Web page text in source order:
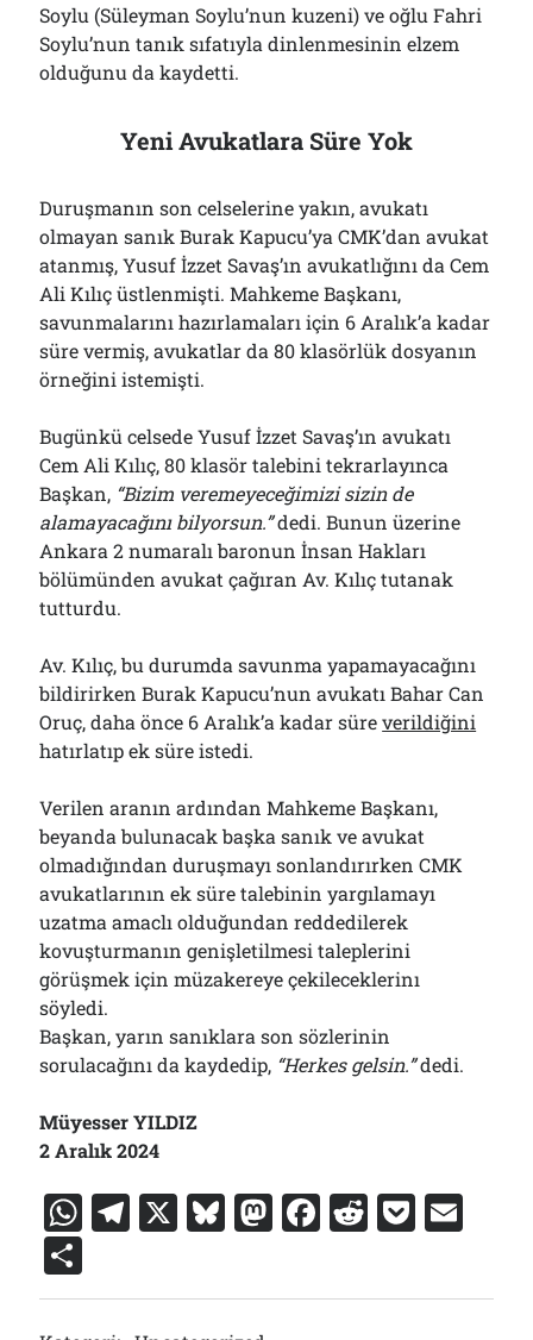
Soylu (Süleyman Soylu’nun kuzeni) ve oğlu Fahri
Soylu’nun tanık sıfatıyla dinlenmesinin elzem
olduğunu da kaydetti.
Yeni Avukatlara Süre Yok
Duruşmanın son celselerine yakın, avukatı
olmayan sanık Burak Kapucu’ya CMK’dan avukat
atanmış, Yusuf İzzet Savaş’ın avukatlığını da Cem
Ali Kılıç üstlenmişti. Mahkeme Başkanı,
savunmalarını hazırlamaları için 6 Aralık’a kadar
süre vermiş, avukatlar da 80 klasörlük dosyanın
örneğini istemişti.
Bugünkü celsede Yusuf İzzet Savaş’ın avukatı
Cem Ali Kılıç, 80 klasör talebini tekrarlayınca
Başkan, “Bizim veremeyeceğimizi sizin de
alamayacağını bilyorsun.”dedi. Bunun üzerine
Ankara 2 numaralı baronun İnsan Hakları
bölümünden avukat çağıran Av. Kılıç tutanak
tutturdu.
Av. Kılıç, bu durumda savunma yapamayacağını
bildirirken Burak Kapucu’nun avukatı Bahar Can
Oruç, daha önce 6 Aralık’a kadar süreverildiğini
hatırlatıp ek süre istedi.
Verilen aranın ardından Mahkeme Başkanı,
beyanda bulunacak başka sanık ve avukat
olmadığından duruşmayı sonlandırırken CMK
avukatlarının ek süre talebinin yargılamayı
uzatma amaclı olduğundan reddedilerek
kovuşturmanın genişletilmesi taleplerini
görüşmek için müzakereye çekileceklerinı
söyledi.
Başkan, yarın sanıklara son sözlerinin
sorulacağını da kaydedip, “Herkes gelsin.”dedi.
Müyesser YILDIZ
2 Aralık 2024
W
at
s
T
e
gr
X Bl
e
s
M
st
F
c
R
d
P
c ai
h